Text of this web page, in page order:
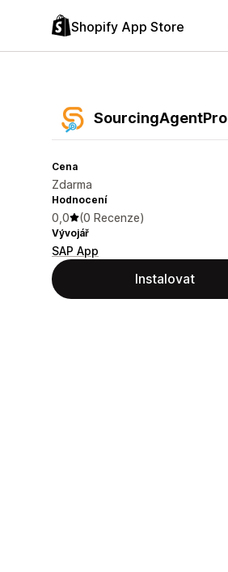
Shopify App Store
SourcingAgentPro
Cena
Zdarma
Hodnocení
0,0 (0 Recenze)
Vývojář
SAP App
Instalovat